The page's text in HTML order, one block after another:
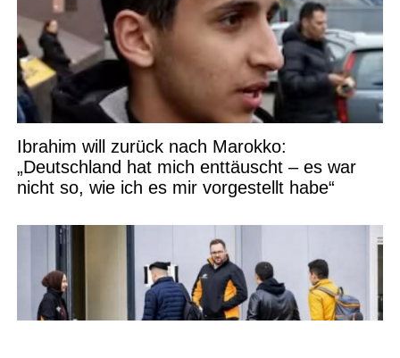
Ibrahim will zurück nach Marokko:
„Deutschland hat mich enttäuscht – es war
nicht so, wie ich es mir vorgestellt habe“